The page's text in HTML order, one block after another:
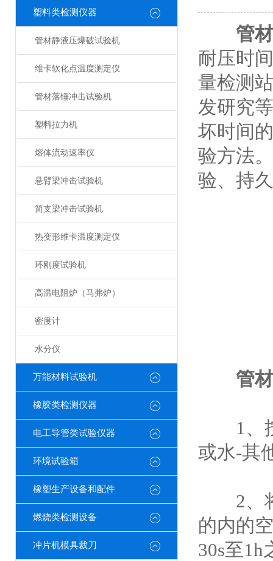
塑料类检测仪器
管材静液压爆破试验机
维卡软化点温度测定仪
管材落锤冲击试验机
塑料拉力机
熔体流动速率仪
悬臂梁冲击试验机
简支梁冲击试验机
热变形维卡温度测定仪
环刚度试验机
高温电阻炉（马弗炉）
密度计
水分仪
万能材料试验机
橡胶类检测仪器
电工导管类试验仪器
环境试验箱
橡塑生产设备和配件
燃烧类检测设备
冲片机模具裁刀
管
耐压时
量检测
发研究
坏时间
验方法
验、持
管
1、按
或水-其
2、将
的内的
30s至